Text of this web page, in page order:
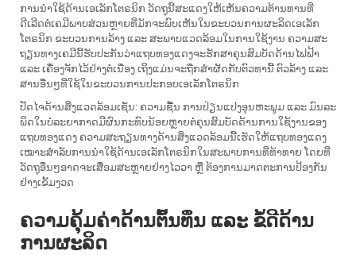
ການນຳໃຊ້ດ້ານເອເລັກໂຕຣນິກ ວັດຖຸນີ້ສະແດງໃຫ້ເຫັນຄວາມຕ້ານທານທີ່
ດີເລີດຕໍ່ເຄມີພາບສ່ວນຫຼາຍທີ່ມັກຈະພົບເຫັນໃນຂະບວນການຜະລິດເອເລັກ
ໂຕຣນິກ ຂະບວນການລ້າງ ແລະ ສະພາບແວດລ້ອມໃນການໃຊ້ງານ ຄວາມສະ
ຖຽນທາງເຄມີນີ້ຮັບປະກັນວ່າແຖບທອງແດງຈະຮັກສາຄຸນສົມບັດດ້ານໄຟຟ້າ
ແລະ ເຄື່ອງຈັກໄວ້ຢ່າງຕໍ່ເນື່ອງ ເຖິງແມ່ນຈະຖືກສຳຜັດກັບຕົວທານີ້ ຕົວລ້າງ ແລະ
ສານອື່ນໆທີ່ໃຊ້ໃນຂະບວນການປະກອບເອເລັກໂຕຣນິກ
ປັດໄຈດ້ານສິ່ງແວດລ້ອມເຊັ່ນ: ຄວາມຊື້ນ ການປ່ຽນແປງອຸນຫະພູມ ແລະ ມົນລະ
ພິດໃນບໍລະຍາກາດມີຜົນກະທົບນ້ອຍຫຼາຍຕໍ່ຄຸນສົມບັດດ້ານການໃຊ້ງານຂອງ
ແຖບທອງແດງ ຄວາມສະຖຽນທາງດ້ານສິ່ງແວດລ້ອມນີ້ເຮັດໃຫ້ແຖບທອງແດງ
ເໝາະສຳລັບການນຳໃຊ້ດ້ານເອເລັກໂຕຣນິກໃນສະພາບການທີ່ທ້າທາຍ ໂດຍທີ່
ວັດຖຸອື່ນໆອາດຈະເສື່ອມສະຫຼາຍຢ່າງໄວວາ ຫຼື ຕ້ອງການມາດຕະການປ້ອງກັນ
ຢ່າງເຂັ້ມງວດ
ຄວາມຄຸ້ມຄ່າດ້ານຕົ້ນທຶນ ແລະ ຂໍ້ດີດ້ານ
ການຜະລິດ